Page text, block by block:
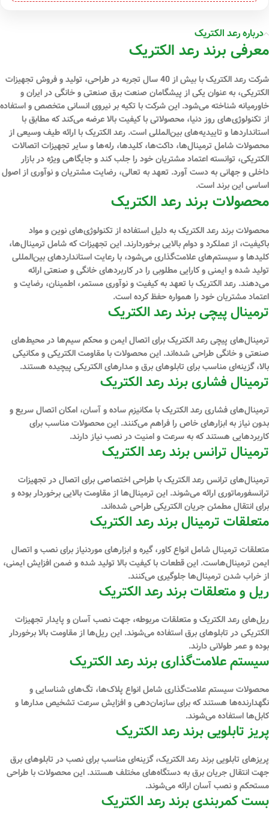
درباره رعد الکتریک
معرفی برند رعد الکتریک
شرکت رعد الکتریک با بیش از 40 سال تجربه در طراحی، تولید و فروش تجهیزات
الکتریکی، به عنوان یکی از پیشگامان صنعت برق صنعتی و خانگی در ایران و
خاورمیانه شناخته می‌شود. این شرکت با تکیه بر نیروی انسانی متخصص و استفاده
از تکنولوژی‌های روز دنیا، محصولاتی با کیفیت بالا عرضه می‌کند که مطابق با
استانداردها و تاییدیه‌های بین‌المللی است. رعد الکتریک با ارائه طیف وسیعی از
محصولات شامل ترمینال‌ها، داکت‌ها، کلیدها، رله‌ها و سایر تجهیزات اتصالات
الکتریکی، توانسته اعتماد مشتریان خود را جلب کند و جایگاهی ویژه در بازار
داخلی و جهانی به دست آورد. تعهد به تعالی، رضایت مشتریان و نوآوری از اصول
اساسی این برند است.
محصولات برند رعد الکتریک
محصولات برند رعد الکتریک به دلیل استفاده از تکنولوژی‌های نوین و مواد
باکیفیت، از عملکرد و دوام بالایی برخوردارند. این تجهیزات که شامل ترمینال‌ها،
کلیدها و سیستم‌های علامت‌گذاری می‌شود، با رعایت استانداردهای بین‌المللی
تولید شده و ایمنی و کارایی مطلوبی را در کاربردهای خانگی و صنعتی ارائه
می‌دهند. رعد الکتریک با تعهد به کیفیت و نوآوری مستمر، اطمینان، رضایت و
اعتماد مشتریان خود را همواره حفظ کرده است.
ترمینال پیچی برند رعد الکتریک
ترمینال‌های پیچی رعد الکتریک برای اتصال ایمن و محکم سیم‌ها در محیط‌های
صنعتی و خانگی طراحی شده‌اند. این محصولات با مقاومت الکتریکی و مکانیکی
بالا، گزینه‌ای مناسب برای تابلوهای برق و مدارهای الکتریکی پیچیده هستند.
ترمینال فشاری برند رعد الکتریک
ترمینال‌های فشاری رعد الکتریک با مکانیزم ساده و آسان، امکان اتصال سریع و
بدون نیاز به ابزارهای خاص را فراهم می‌کنند. این محصولات مناسب برای
کاربردهایی هستند که به سرعت و امنیت در نصب نیاز دارند.
ترمینال ترانس برند رعد الکتریک
ترمینال‌های ترانس رعد الکتریک با طراحی اختصاصی برای اتصال در تجهیزات
ترانسفورماتوری ارائه می‌شوند. این ترمینال‌ها از مقاومت بالایی برخوردار بوده و
برای انتقال مطمئن جریان الکتریکی طراحی شده‌اند.
متعلقات ترمینال برند رعد الکتریک
متعلقات ترمینال شامل انواع کاور، گیره و ابزارهای موردنیاز برای نصب و اتصال
ایمن ترمینال‌هاست. این قطعات با کیفیت بالا تولید شده و ضمن افزایش ایمنی،
از خراب شدن ترمینال‌ها جلوگیری می‌کنند.
ریل و متعلقات برند رعد الکتریک
ریل‌های رعد الکتریک و متعلقات مربوطه، جهت نصب آسان و پایدار تجهیزات
الکتریکی در تابلوهای برق استفاده می‌شوند. این ریل‌ها از مقاومت بالا برخوردار
بوده و عمر طولانی دارند.
سیستم علامت‌گذاری برند رعد الکتریک
محصولات سیستم علامت‌گذاری شامل انواع پلاک‌ها، تگ‌های شناسایی و
نگهدارنده‌ها هستند که برای سازمان‌دهی و افزایش سرعت تشخیص مدارها و
کابل‌ها استفاده می‌شوند.
پریز تابلویی برند رعد الکتریک
پریزهای تابلویی برند رعد الکتریک، گزینه‌ای مناسب برای نصب در تابلوهای برق
جهت انتقال جریان برق به دستگاه‌های مختلف هستند. این محصولات با طراحی
مستحکم و نصب آسان ارائه می‌شوند.
بست کمربندی برند رعد الکتریک